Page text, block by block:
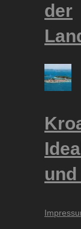
der